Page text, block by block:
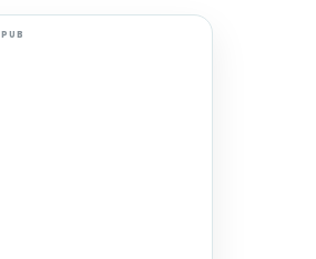
PUB